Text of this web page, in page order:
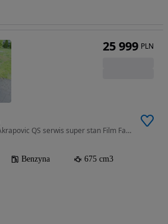
675 cm3 • 125 KM • 675 Akrapovic QS serwis super stan Film Faktura Transport Daytona 675
Benzyna
675 cm3
25 999 PLN